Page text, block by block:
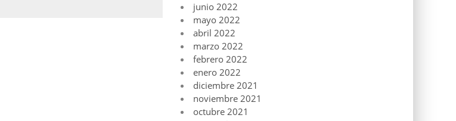
junio 2022
mayo 2022
abril 2022
marzo 2022
febrero 2022
enero 2022
diciembre 2021
noviembre 2021
octubre 2021